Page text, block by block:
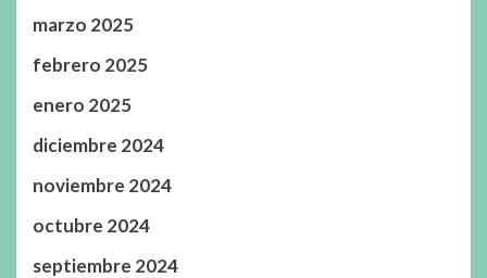
marzo 2025
febrero 2025
enero 2025
diciembre 2024
noviembre 2024
octubre 2024
septiembre 2024